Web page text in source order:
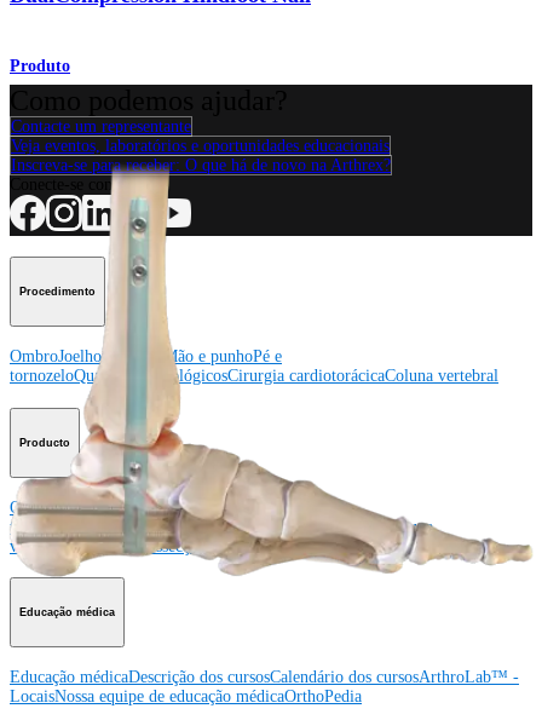
Produto
Contacte um representante
Veja eventos, laboratórios e oportunidades educacionais
Inscreva-se para receber: O que há de novo na Arthrex?
Conecte-se conosco
Procedimento
OmbroJoelhoCotovelo Mão e punhoPé e
tornozeloQuadril OrtobiológicosCirurgia cardiotorácicaColuna vertebral
Producto
OmbroJoelhoCotoveloMão e punho
Pé e
tornozelo
OrtobiológicosCirurgia cardiotorácica
Coluna
vertebralImagem e ressecção
Educação médica
Educação médicaDescrição dos cursosCalendário dos cursosArthroLab™ -
LocaisNossa equipe de educação médicaOrthoPedia